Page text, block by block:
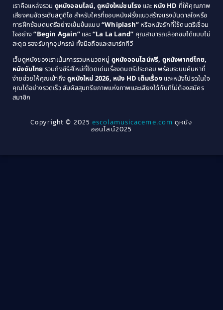
Coming of Age ก้าวพ้นวัย(1)
Coming-of-Age(3)
Community(1)
Crime อาชญากรรม(289)
Cult Film(4)
1979
1978
1976
1975
1974
1971
1970
1969
1968
1964
1963
1940
เราคือแหล่งรวม ดูหนังออนไลน์, ดูหนังใหม่ชนโรง และ หนัง HD ที่ให้คุณภาพ
เสียงคมชัดระดับสตูดิโอ สำหรับใครที่ชอบหนังฝรั่งแนวสร้างแรงบันดาลใจหรือ
การฝึกซ้อมดนตรีอย่างเข้มข้นแบบ “Whiplash” หรือหนังรักที่ใช้ดนตรีเชื่อม
ใจอย่าง“Begin Again” และ“La La Land” คุณสามารถเลือกชมได้แบบไม่
สะดุด รองรับทุกอุปกรณ์ ทั้งมือถือและสมาร์ททีวี
เว็บดูหนังของเราเน้นการรวมหมวดหมู่ ดูหนังออนไลน์ฟรี, ดูหนังพากย์ไทย,
หนังซับไทย รวมถึงซีรีส์ใหม่ที่โดดเด่นเรื่องดนตรีประกอบ พร้อมระบบค้นหาที่
ง่ายช่วยให้คุณเข้าถึงดูหนังใหม่ 2026, หนัง HD เต็มเรื่องและหนังโปรดในใจ
คุณได้อย่างรวดเร็ว สัมผัสสุนทรียภาพแห่งภาพและเสียงได้ทันทีไม่ต้องสมัคร
สมาชิก
Copyright © 2025escolamusicaceme.com ดูหนัง
ออนไลน์2025